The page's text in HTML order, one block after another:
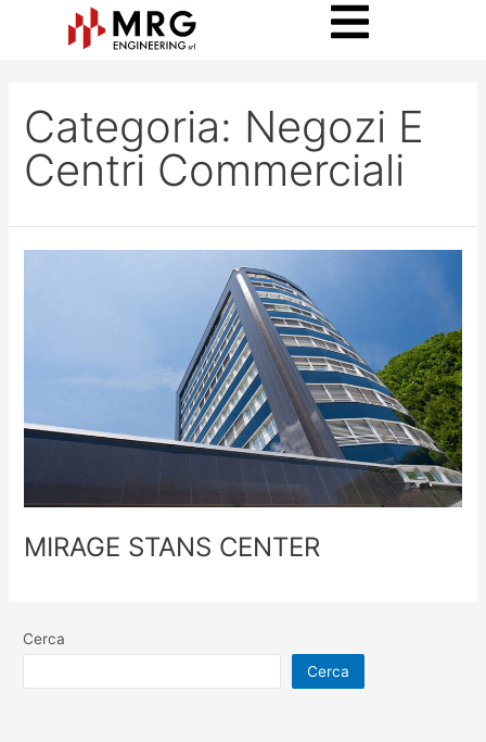
Categoria: Negozi E
Centri Commerciali
MIRAGE STANS CENTER
Cerca
Cerca